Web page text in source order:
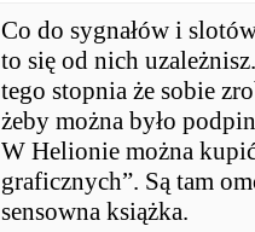
Co do sygnałów i
to się od nich
tego stopnia że sobie
żeby można było
W Helionie można
graficznych”. Są tam
sensowna książka.